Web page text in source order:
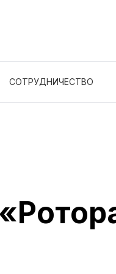
СОТРУДНИЧЕСТВО